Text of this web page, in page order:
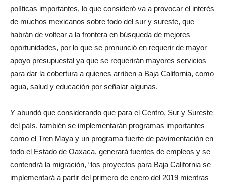
políticas importantes, lo que consideró va a provocar el interés
de muchos mexicanos sobre todo del sur y sureste, que
habrán de voltear a la frontera en búsqueda de mejores
oportunidades, por lo que se pronunció en requerir de mayor
apoyo presupuestal ya que se requerirán mayores servicios
para dar la cobertura a quienes arriben a Baja California, como
agua, salud y educación por señalar algunas.
Y abundó que considerando que para el Centro, Sur y Sureste
del país, también se implementarán programas importantes
como el Tren Maya y un programa fuerte de pavimentación en
todo el Estado de Oaxaca, generará fuentes de empleos y se
contendrá la migración, “los proyectos para Baja California se
implementará a partir del primero de enero del 2019 mientras